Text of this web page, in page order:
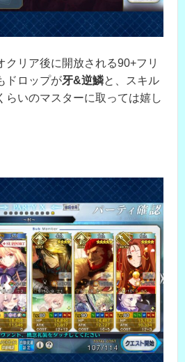
クリア後に開放される90+フリ
ドロップが牙&逆鱗と、スキル
らいのマスターに取っては嬉し